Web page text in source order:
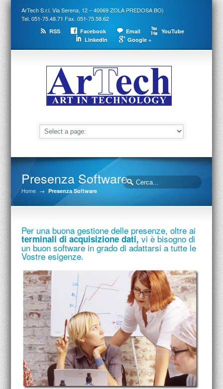
ArTech S.r.l. Via Serena, 12 – 40069 ZOLA PREDOSA BO)
Tel. 051-75.48.71 Fax. 051-75.58.62
RSS Facebook Email
YouTube
LinkedIn
Google +
Presenza Software
Home → Presenza Software
Per una buona gestione delle presenze, oltre ai
terminali di acquisizione dati, vi è bisogno di
un buon software in grado di adattarsi a tutte le
Vostre esigenze.